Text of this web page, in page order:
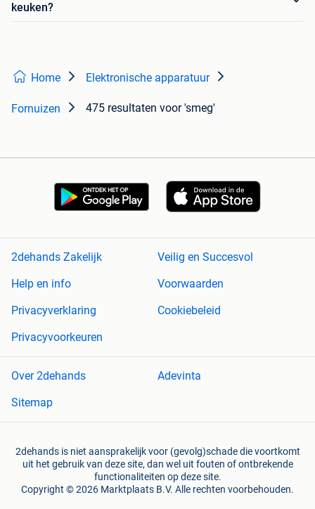
keuken?
Home Elektronische apparatuur
Fornuizen 475 resultaten voor 'smeg'
2dehands Zakelijk
Veilig en Succesvol
Help en info
Voorwaarden
Privacyverklaring
Cookiebeleid
Privacyvoorkeuren
Over 2dehands
Adevinta
Sitemap
2dehands is niet aansprakelijk voor (gevolg)schade die voortkomt
uit het gebruik van deze site, dan wel uit fouten of ontbrekende
functionaliteiten op deze site.
Copyright © 2026 Marktplaats B.V. Alle rechten voorbehouden.